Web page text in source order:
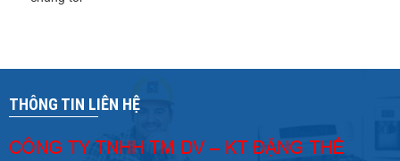
THÔNG TIN LIÊN HỆ
CÔNG TY TNHH TM DV – KT ĐẶNG THẾ